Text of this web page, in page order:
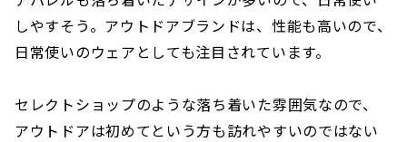
しやすそう。アウトドアブランドは、性能も高いので、
日常使いのウェアとしても注目されています。
セレクトショップのような落ち着いた雰囲気なので、
アウトドアは初めてという方も訪れやすいのではない